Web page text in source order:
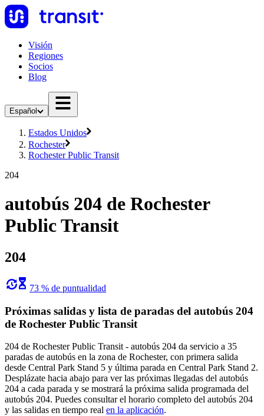
Visión
Regiones
Socios
Blog
Español
Estados Unidos
Rochester
Rochester Public Transit
204
autobús 204 de Rochester
Public Transit
204
73 % de puntualidad
Próximas salidas y lista de paradas del autobús 204
de Rochester Public Transit
204 de Rochester Public Transit - autobús 204 da servicio a 35
paradas de autobús en la zona de Rochester, con primera salida
desde Central Park Stand 5 y última parada en Central Park Stand 2.
Desplázate hacia abajo para ver las próximas llegadas del autobús
204 a cada parada y se mostrará la próxima salida programada del
autobús 204. Puedes consultar el horario completo del autobús 204
y las salidas en tiempo real en la aplicación.